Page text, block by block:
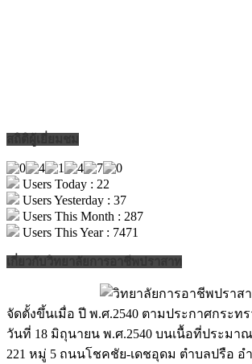
Users Today : 22
Users Yesterday : 37
Users This Month : 287
Users This Year : 7471
จัดตั้งขึ้นเมื่อ ปี พ.ศ.2540 ตามประกาศกระท
วันที่ 18 มิถุนายน พ.ศ.2540 บนเนื้อที่ประมาณ
221 หมู่ 5 ถนนโชคชัย-เดชอุดม ตำบลปรือ อ